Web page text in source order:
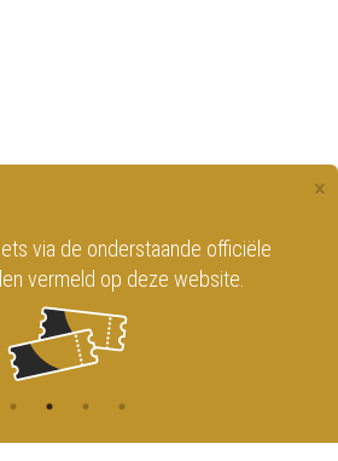
×
via de onderstaande officiële
vermeld op deze website.